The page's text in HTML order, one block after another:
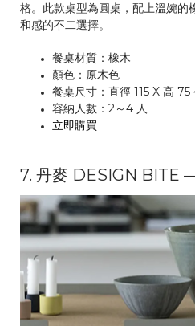
格。此款桌型為圓桌，配上溫婉的
和感的不二選擇。
餐桌材質：橡木
顏色：原木色
餐桌尺寸：直徑 115 X 高 75
容納人數：2～4 人
立即購買
7. 丹麥 DESIGN BITE